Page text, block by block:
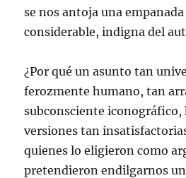
se nos antoja una
considerable, indigna del
¿Por qué un asunto tan
ferozmente humano, tan
subconsciente iconográfico,
versiones tan
quienes lo eligieron como
pretendieron endilgarnos